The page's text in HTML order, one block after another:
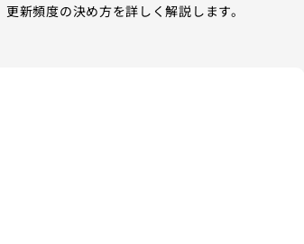
新頻度の決め方を詳しく解説します。